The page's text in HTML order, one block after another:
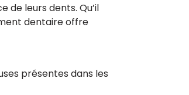
de leurs dents. Qu’il
dentaire offre
présentes dans les